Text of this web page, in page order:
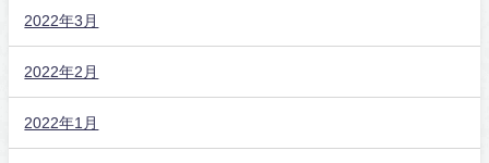
2022年3月
2022年2月
2022年1月